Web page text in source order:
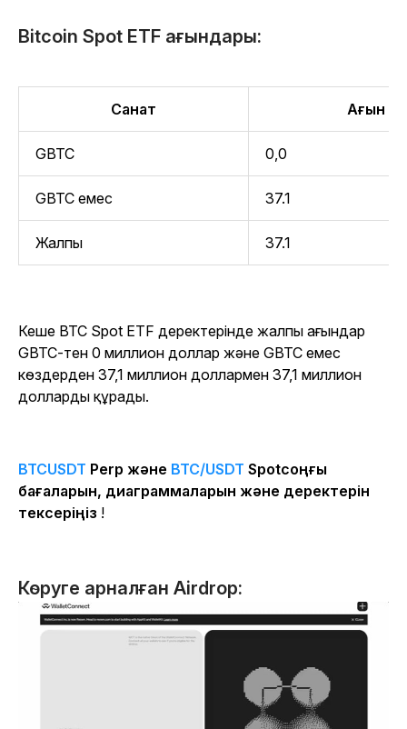
Bitcoin Spot ETF ағындары:
Санат Ағын
GBTC 0,0
GBTC емес 37.1
Жалпы 37.1
Кеше BTC Spot ETF деректерінде жалпы ағындар
GBTC-тен 0 миллион доллар және GBTC емес
көздерден 37,1 миллион доллармен 37,1 миллион
долларды құрады.
BTCUSDT Perp және BTC/USDT Spotсоңғы
бағаларын, диаграммаларын және деректерін
тексеріңіз !
Көруге арналған Airdrop: